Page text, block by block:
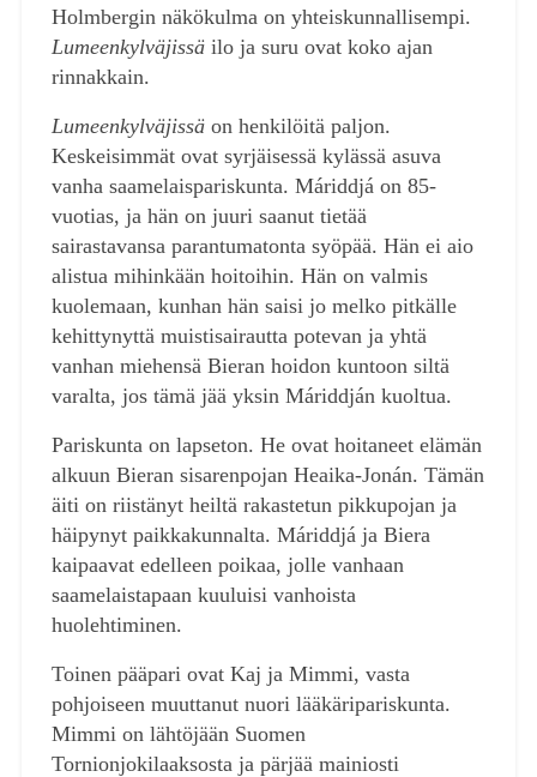
Holmbergin näkökulma on yhteiskunnallisempi.
Lumeenkylväjissäilo ja suru ovat koko ajan
rinnakkain.
Lumeenkylväjissäon henkilöitä paljon.
Keskeisimmät ovat syrjäisessä kylässä asuva
vanha saamelaispariskunta. Máriddjá on 85-
vuotias, ja hän on juuri saanut tietää
sairastavansa parantumatonta syöpää. Hän ei aio
alistua mihinkään hoitoihin. Hän on valmis
kuolemaan, kunhan hän saisi jo melko pitkälle
kehittynyttä muistisairautta potevan ja yhtä
vanhan miehensä Bieran hoidon kuntoon siltä
varalta, jos tämä jää yksin Máriddján kuoltua.
Pariskunta on lapseton. He ovat hoitaneet elämän
alkuun Bieran sisarenpojan Heaika-Jonán. Tämän
äiti on riistänyt heiltä rakastetun pikkupojan ja
häipynyt paikkakunnalta. Máriddjá ja Biera
kaipaavat edelleen poikaa, jolle vanhaan
saamelaistapaan kuuluisi vanhoista
huolehtiminen.
Toinen pääpari ovat Kaj ja Mimmi, vasta
pohjoiseen muuttanut nuori lääkäripariskunta.
Mimmi on lähtöjään Suomen
Tornionjokilaaksosta ja pärjää mainiosti